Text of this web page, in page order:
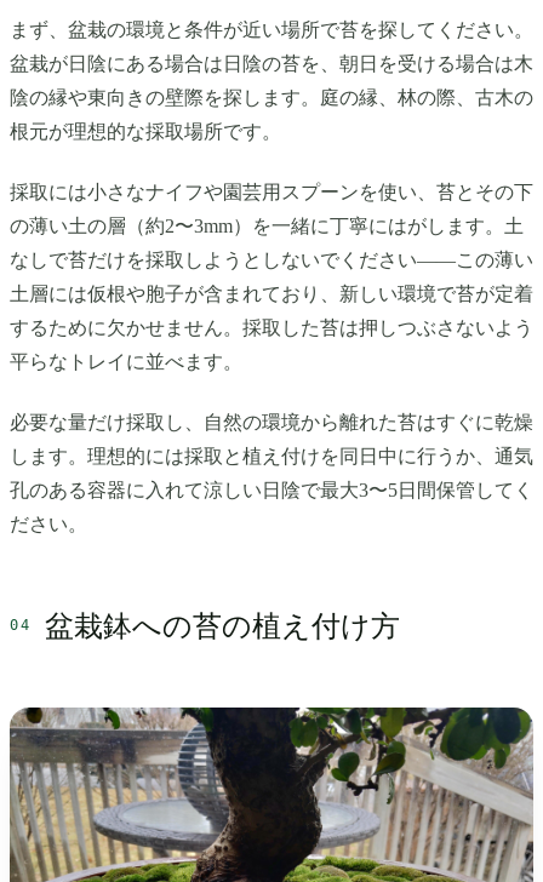
まず、盆栽の環境と条件が近い場所で苔を探してください。
盆栽が日陰にある場合は日陰の苔を、朝日を受ける場合は木
陰の縁や東向きの壁際を探します。庭の縁、林の際、古木の
根元が理想的な採取場所です。
採取には小さなナイフや園芸用スプーンを使い、苔とその下
の薄い土の層（約2〜3mm）を一緒に丁寧にはがします。土
なしで苔だけを採取しようとしないでください——この薄い
土層には仮根や胞子が含まれており、新しい環境で苔が定着
するために欠かせません。採取した苔は押しつぶさないよう
平らなトレイに並べます。
必要な量だけ採取し、自然の環境から離れた苔はすぐに乾燥
します。理想的には採取と植え付けを同日中に行うか、通気
孔のある容器に入れて涼しい日陰で最大3〜5日間保管してく
ださい。
盆栽鉢への苔の植え付け方